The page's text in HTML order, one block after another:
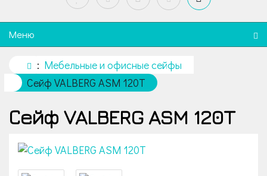
Меню
Мебельные и офисные сейфы
Сейф VALBERG ASM 120T
Сейф VALBERG ASM 120T